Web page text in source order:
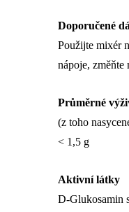
Doporučené
Použijte mixér
nápoje,
Průměrné
(z toho
< 1,5 g
Aktivní látky
D-